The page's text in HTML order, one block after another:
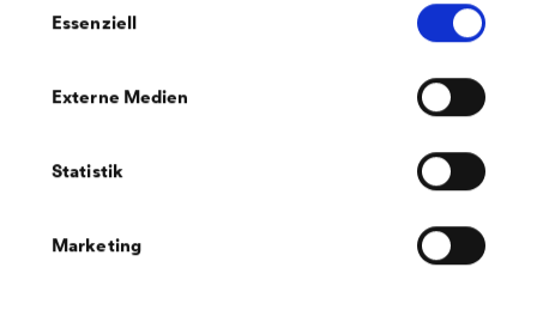
Essenziell
Externe Medien
Statistik
Marketing
Nachhaltigkeitsdatenblatt